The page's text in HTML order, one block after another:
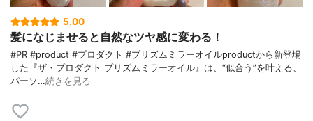
5.00
髪になじませると自然なツヤ感に変わる！
#PR #product #プロダクト #プリズムミラーオイルproductから新登場
した『ザ・プロダクト プリズムミラーオイル』は、“似合う”を叶える、
パーソ…続きを見る